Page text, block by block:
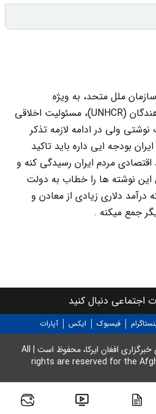
ملل متحد، به ویژه
کمیساریای عالی پناهندگان (UNHCR)، مسئولیت اخلاقی
ولی در ادامه لازمه تذکر
بودجه ایی داره باید تاکید
اقتصادی مردم ایران رسیدگی کنه و
این نوشته ها را خطاب به دولت
درآمد دلاری زیادی از معادن و
جمع میکنه .
اجتماعی دنبال کنید
فیسبوک ایکس آپارات
1384-1404 تمامی حقوق برای خبرگزاری افغان ایرکا، محفوظ است | All
rights are reserved for the